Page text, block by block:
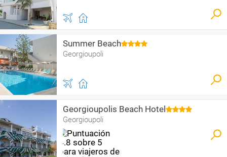
Summer Beach
Georgioupoli
Georgioupolis Beach Hotel
Georgioupoli